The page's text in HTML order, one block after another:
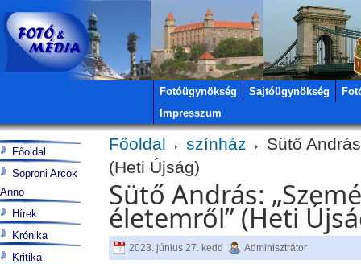
Fotóügynökség Sajtóügynökség
Impresszum
Főoldal színház
Sütő
(Heti Újság)
Sütő András:
életemről” (Heti
2023. június 27. kedd Adminisztrátor
Főoldal
Soproni Arcok
Anno
Hírek
Krónika
Kritika